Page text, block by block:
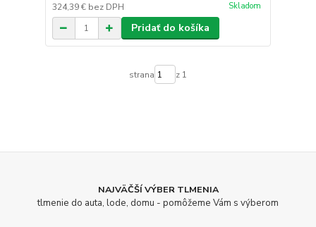
324,39 € bez DPH Skladom
Pridať do košíka
strana z 1
NAJVÄČŠÍ VÝBER TLMENIA
tlmenie do auta, lode, domu - pomôžeme Vám s výberom